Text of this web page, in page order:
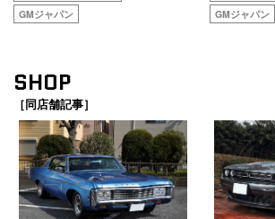
GMジャパン
GMジャパン
SHOP
［同店舗記事］